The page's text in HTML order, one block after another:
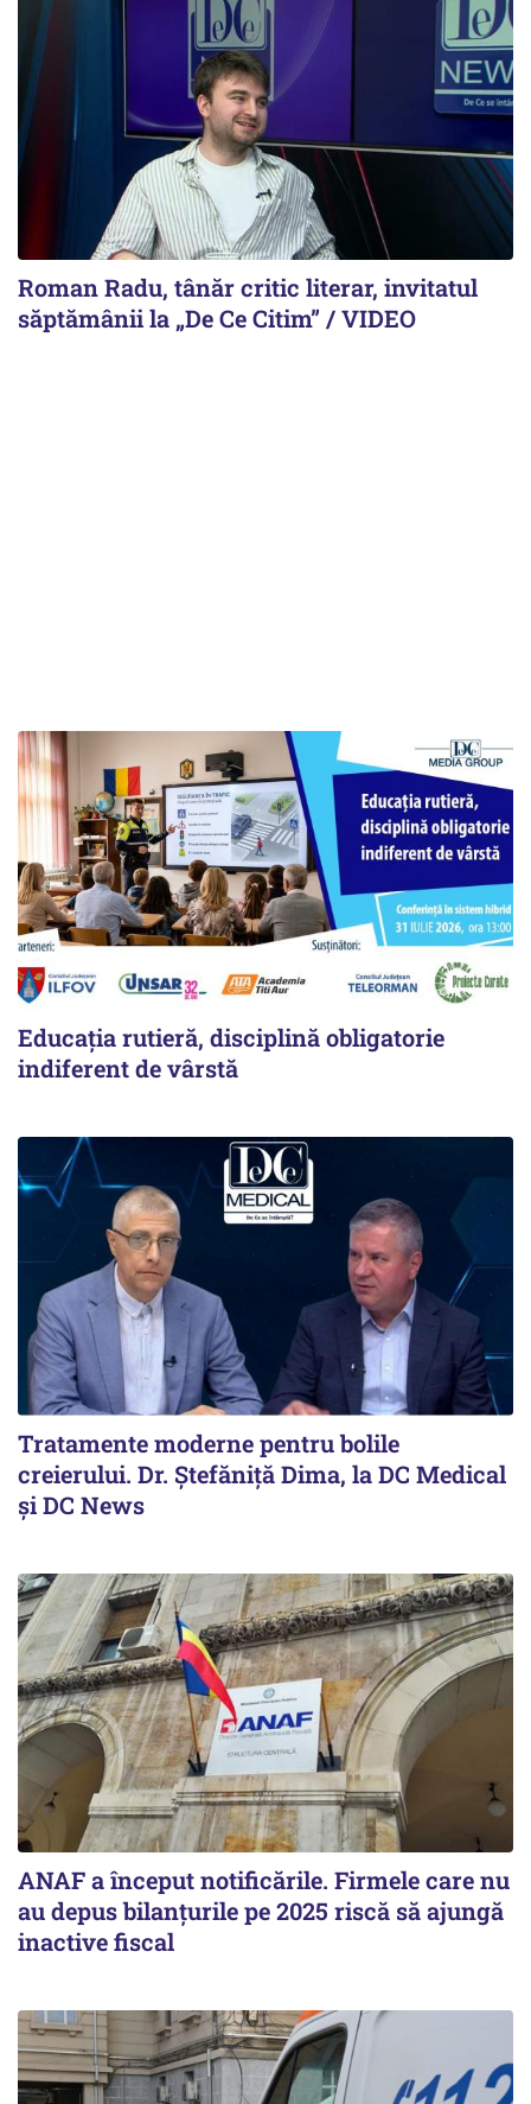
Roman Radu, tânăr critic literar, invitatul
săptămânii la „De Ce Citim” / VIDEO
Educația rutieră, disciplină obligatorie
indiferent de vârstă
Tratamente moderne pentru bolile
creierului. Dr. Ștefăniță Dima, la DC Medical
și DC News
ANAF a început notificările. Firmele care nu
au depus bilanțurile pe 2025 riscă să ajungă
inactive fiscal